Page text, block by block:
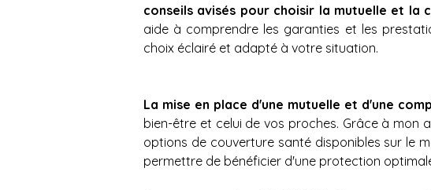
conseils avisés pour choisir la mutuelle et
aide à comprendre les garanties et les
choix éclairé et adapté à votre situation.
La mise en place d'une mutuelle et d'une
bien-être et celui de vos proches. Grâce à mon
options de couverture santé disponibles sur le
permettre de bénéficier d'une protection